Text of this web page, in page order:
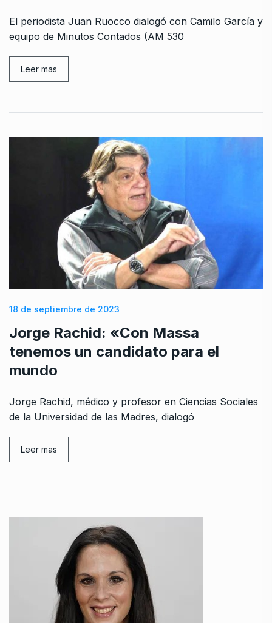
El periodista Juan Ruocco dialogó con Camilo García y
equipo de Minutos Contados (AM 530
Leer mas
18 de septiembre de 2023
Jorge Rachid: «Con Massa
tenemos un candidato para el
mundo
Jorge Rachid, médico y profesor en Ciencias Sociales
de la Universidad de las Madres, dialogó
Leer mas